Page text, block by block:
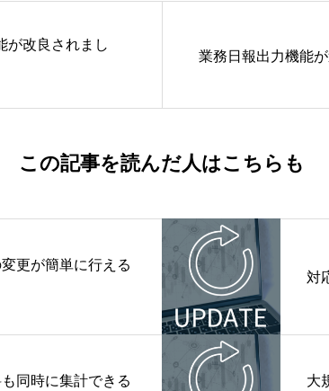
が改良されまし
業務日報出力機能が
この記事を読んだ人はこちらも
更が簡単に行える
対
同時に集計できる
大